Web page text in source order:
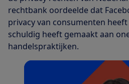
rechtbank oordeelde dat
privacy van consumenten
schuldig heeft gemaakt aan
handelspraktijken.